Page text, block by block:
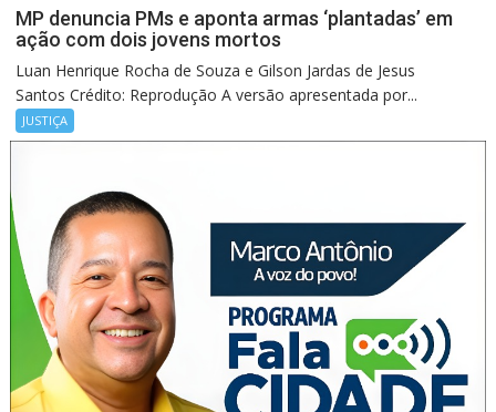
MP denuncia PMs e aponta armas ‘plantadas’ em
ação com dois jovens mortos
Luan Henrique Rocha de Souza e Gilson Jardas de Jesus
Santos Crédito: Reprodução A versão apresentada por...
JUSTIÇA